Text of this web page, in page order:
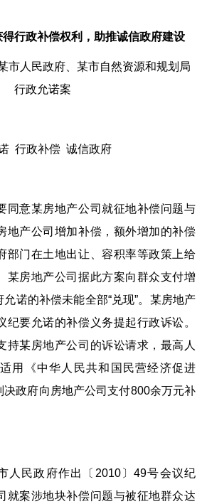
行政补偿权利，助推诚信政府建设
人民政府、某市自然资源和规划局
行政允诺案
行政补偿 诚信政府
意某房地产公司就征地补偿问题与
地产公司增加补偿，额外增加的补偿
部门在土地出让、容积率等政策上给
某房地产公司据此方案向群众支付增
诺的补偿未能全部“兑现”。某房地产
纪要允诺的补偿义务提起行政诉讼。
持某房地产公司的诉讼请求，最高人
用《中华人民共和国民营经济促进
政府向房地产公司支付800余万元补
民政府作出〔2010〕49号会议纪
就案涉地块补偿问题与被征地群众达